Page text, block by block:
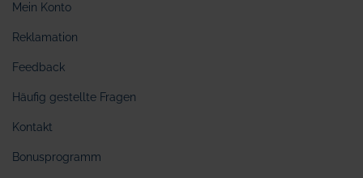
Mein Konto
Reklamation
Feedback
Häufig gestellte Fragen
Kontakt
Bonusprogramm